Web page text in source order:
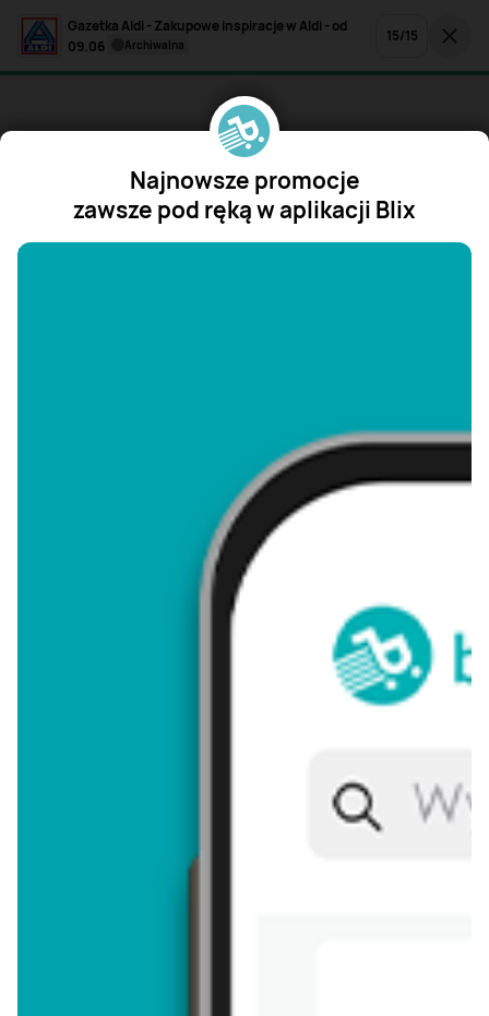
Gazetka Aldi - Zakupowe inspiracje w Aldi - od
09.06
archiwalna 15/15
Najnowsze promocje
zawsze pod ręką w aplikacji Blix
"/>